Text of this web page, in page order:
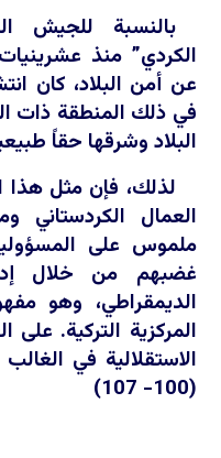
بالنسبة للجيش
الكردي” منذ
عن أمن البلاد، كان
في ذلك المنطقة ذات
البلاد وشرقها حقاً
لذلك، فإن مثل هذا
العمال الكردستاني
ملموس على
غضبهم من خلال
الديمقراطي، وهو
المركزية التركية.
الاستقلالية في
(100- 107)